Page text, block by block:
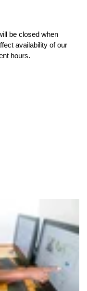
be closed when
availability of our
hours.